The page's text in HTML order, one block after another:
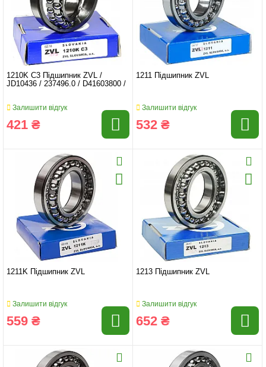
1210K C3 Підшипник ZVL /
JD10436 / 237496.0 / D41603800 /
Залишити відгук
421 ₴
1211 Підшипник ZVL
Залишити відгук
532 ₴
1211K Підшипник ZVL
Залишити відгук
559 ₴
1213 Підшипник ZVL
Залишити відгук
652 ₴